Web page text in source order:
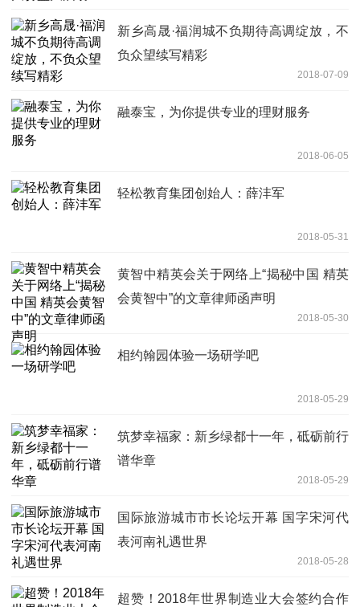
新乡高晟·福润城不负期待高调绽放，不
负众望续写精彩
2018-07-09
融泰宝，为你提供专业的理财服务
2018-06-05
轻松教育集团创始人：薛沣军
2018-05-31
黄智中精英会关于网络上“揭秘中国 精英
会黄智中”的文章律师函声明
2018-05-30
相约翰园体验一场研学吧
2018-05-29
筑梦幸福家：新乡绿都十一年，砥砺前行
谱华章
2018-05-29
国际旅游城市市长论坛开幕 国字宋河代
表河南礼遇世界
2018-05-28
超赞！2018年世界制造业大会签约合作